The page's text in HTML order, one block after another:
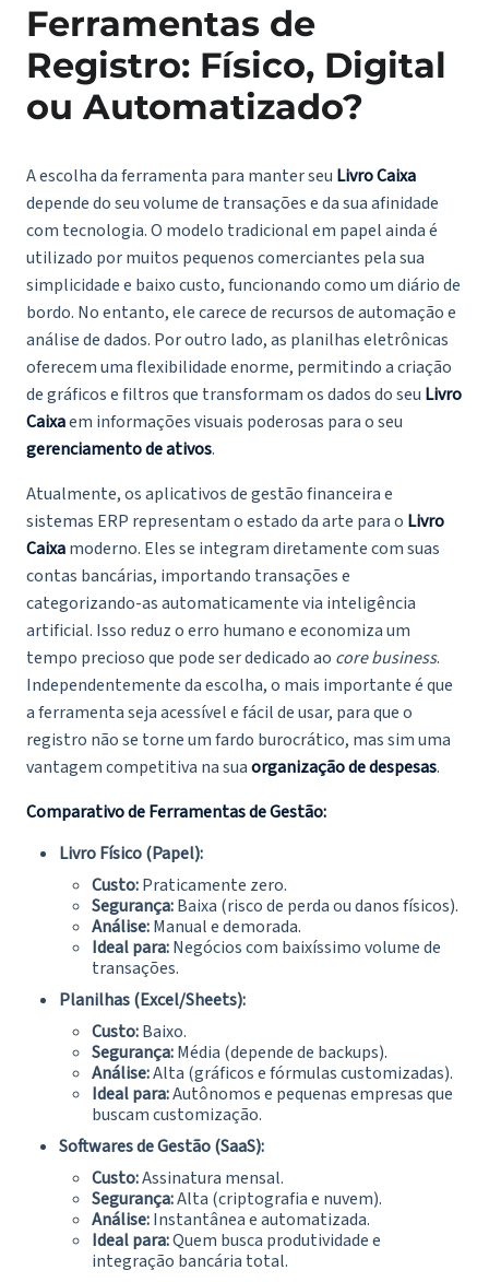
Ferramentas de
Registro: Físico, Digital
ou Automatizado?
A escolha da ferramenta para manter seu Livro Caixa
depende do seu volume de transações e da sua afinidade
com tecnologia. O modelo tradicional em papel ainda é
utilizado por muitos pequenos comerciantes pela sua
simplicidade e baixo custo, funcionando como um diário de
bordo. No entanto, ele carece de recursos de automação e
análise de dados. Por outro lado, as planilhas eletrônicas
oferecem uma flexibilidade enorme, permitindo a criação
de gráficos e filtros que transformam os dados do seu Livro
Caixaem informações visuais poderosas para o seu
gerenciamento de ativos.
Atualmente, os aplicativos de gestão financeira e
sistemas ERP representam o estado da arte para o Livro
Caixamoderno. Eles se integram diretamente com suas
contas bancárias, importando transações e
categorizando-as automaticamente via inteligência
artificial. Isso reduz o erro humano e economiza um
tempo precioso que pode ser dedicado ao core business.
Independentemente da escolha, o mais importante é que
a ferramenta seja acessível e fácil de usar, para que o
registro não se torne um fardo burocrático, mas sim uma
vantagem competitiva na suaorganização de despesas.
Comparativo de Ferramentas de Gestão:
Livro Físico (Papel):
Custo:Praticamente zero.
Segurança:Baixa (risco de perda ou danos físicos).
Análise:Manual e demorada.
Ideal para:Negócios com baixíssimo volume de
transações.
Planilhas (Excel/Sheets):
Custo:Baixo.
Segurança:Média (depende de backups).
Análise:Alta (gráficos e fórmulas customizadas).
Ideal para:Autônomos e pequenas empresas que
buscam customização.
Softwares de Gestão (SaaS):
Custo:Assinatura mensal.
Segurança:Alta (criptografia e nuvem).
Análise:Instantânea e automatizada.
Ideal para:Quem busca produtividade e
integração bancária total.